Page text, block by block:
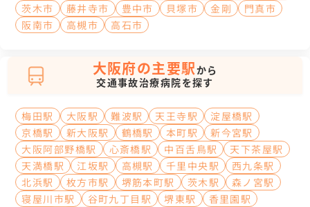
茨木市
藤井寺市 豊中市 貝塚市 金剛
門真市
阪南市
高槻市 高石市
大阪府の主要駅から
交通事故治療病院を探す
梅田駅 大阪駅 難波駅 天王寺駅
淀屋橋駅
京橋駅
新大阪駅 鶴橋駅 本町駅
新今宮駅
大阪阿部野橋駅
心斎橋駅 中百舌鳥駅
天下茶屋駅
天満橋駅
江坂駅 高槻駅 千里中央駅
西九条駅
北浜駅
枚方市駅 堺筋本町駅 茨木駅
森ノ宮駅
寝屋川市駅
谷町九丁目駅 堺東駅
香里園駅